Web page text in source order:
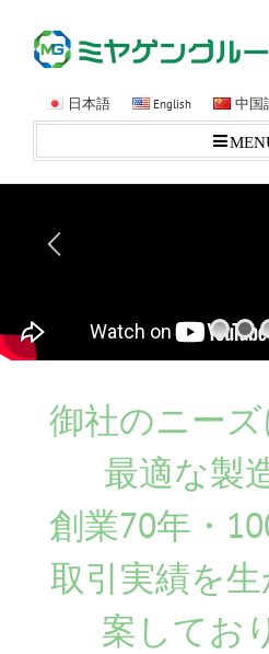
日本語 English 中国
SSL
御社のニー
最適な製
創業70年・
取引実績を
案してお